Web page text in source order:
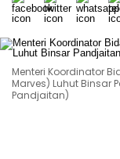
Menteri Koordinator
Marves) Luhut Binsar
Pandjaitan)